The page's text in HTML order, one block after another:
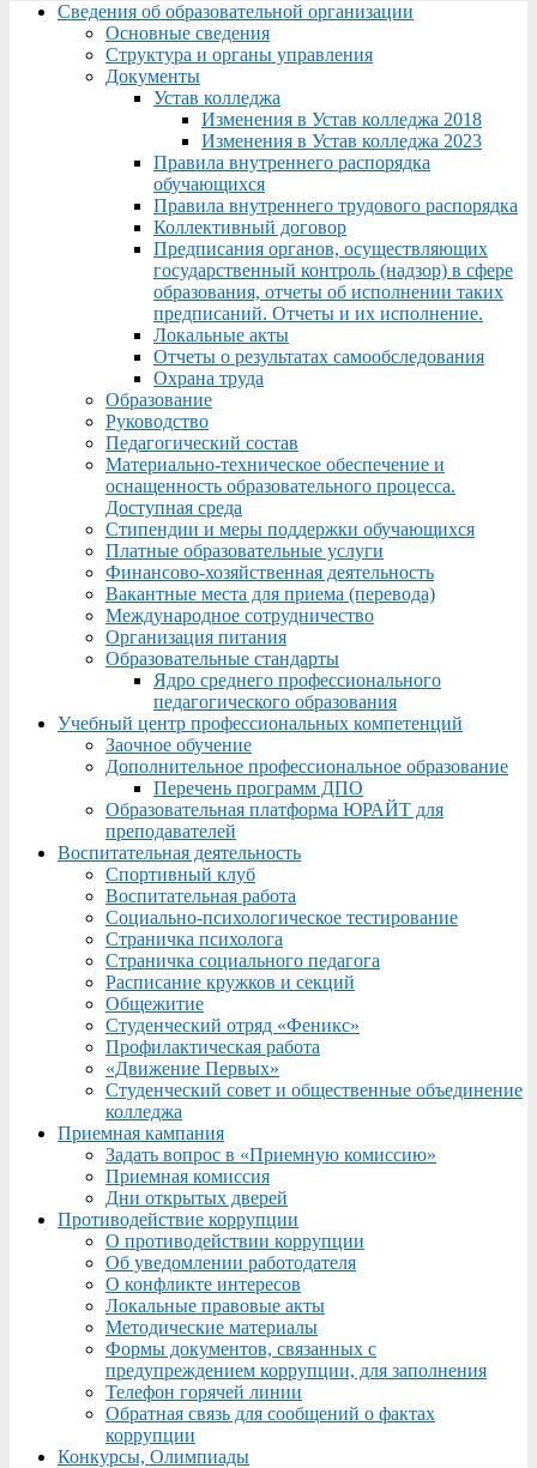
Menu
Сведения об образовательной организации
Основные сведения
Структура и органы управления
Документы
Устав колледжа
Изменения в Устав колледжа 2018
Изменения в Устав колледжа 2023
Правила внутреннего распорядка
обучающихся
Правила внутреннего трудового распорядка
Коллективный договор
Предписания органов, осуществляющих
государственный контроль (надзор) в сфере
образования, отчеты об исполнении таких
предписаний. Отчеты и их исполнение.
Локальные акты
Отчеты о результатах самообследования
Охрана труда
Образование
Руководство
Педагогический состав
Материально-техническое обеспечение и
оснащенность образовательного процесса.
Доступная среда
Стипендии и меры поддержки обучающихся
Платные образовательные услуги
Финансово-хозяйственная деятельность
Вакантные места для приема (перевода)
Международное сотрудничество
Организация питания
Образовательные стандарты
Ядро среднего профессионального
педагогического образования
Учебный центр профессиональных компетенций
Заочное обучение
Дополнительное профессиональное образование
Перечень программ ДПО
Образовательная платформа ЮРАЙТ для
преподавателей
Воспитательная деятельность
Спортивный клуб
Воспитательная работа
Социально-психологическое тестирование
Страничка психолога
Страничка социального педагога
Расписание кружков и секций
Общежитие
Студенческий отряд «Феникс»
Профилактическая работа
«Движение Первых»
Студенческий совет и общественные объединение
колледжа
Приемная кампания
Задать вопрос в «Приемную комиссию»
Приемная комиссия
Дни открытых дверей
Противодействие коррупции
О противодействии коррупции
Об уведомлении работодателя
О конфликте интересов
Локальные правовые акты
Методические материалы
Формы документов, связанных с
предупреждением коррупции, для заполнения
Телефон горячей линии
Обратная связь для сообщений о фактах
коррупции
Конкурсы, Олимпиады